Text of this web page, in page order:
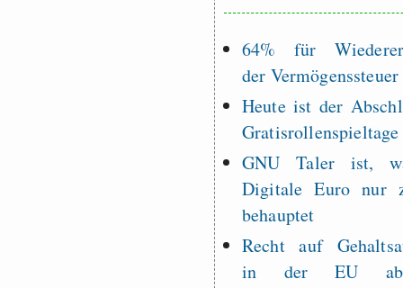
64% für
der Vermögenssteuer
Heute ist der
GNU Taler ist,
Digitale Euro nur
behauptet
Recht auf
in der EU